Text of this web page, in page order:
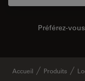
Préférez-
Accueil Produits